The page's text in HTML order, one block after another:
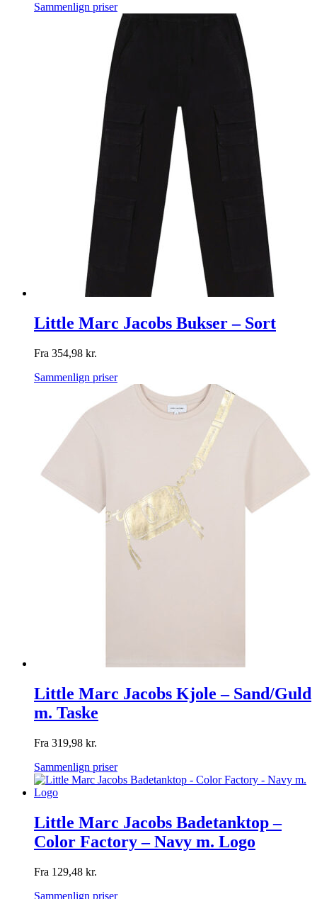
Sammenlign priser
Little Marc Jacobs Bukser – Sort
Fra 354,98 kr.
Sammenlign priser
Little Marc Jacobs Kjole – Sand/Guld
m. Taske
Fra 319,98 kr.
Sammenlign priser
Little Marc Jacobs Badetanktop –
Color Factory – Navy m. Logo
Fra 129,48 kr.
Sammenlign priser